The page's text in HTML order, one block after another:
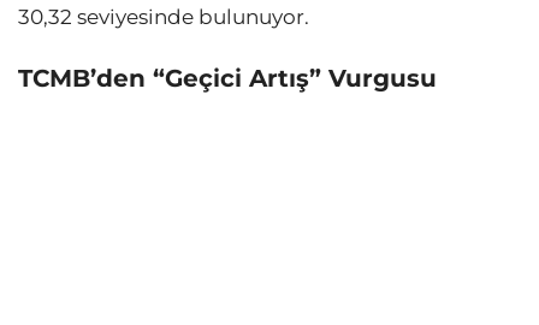
30,32 seviyesinde bulunuyor.
TCMB’den “Geçici Artış” Vurgusu